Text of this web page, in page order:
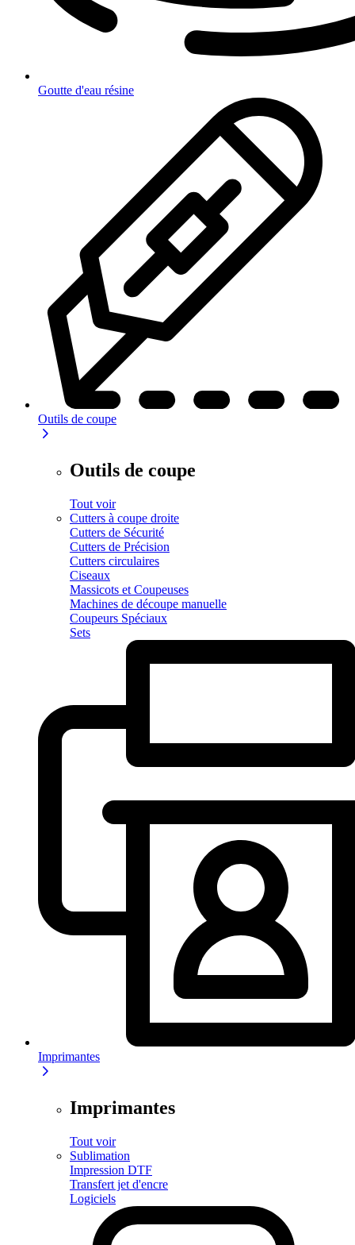
Goutte d'eau résine
Outils de coupe
Outils de coupe
Tout voir
Cutters à coupe droite
Cutters de Sécurité
Cutters de Précision
Cutters circulaires
Ciseaux
Massicots et Coupeuses
Machines de découpe manuelle
Coupeurs Spéciaux
Sets
Imprimantes
Imprimantes
Tout voir
Sublimation
Impression DTF
Transfert jet d'encre
Logiciels